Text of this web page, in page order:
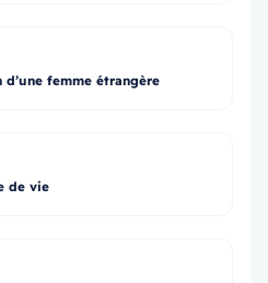
femme étrangère
de vie